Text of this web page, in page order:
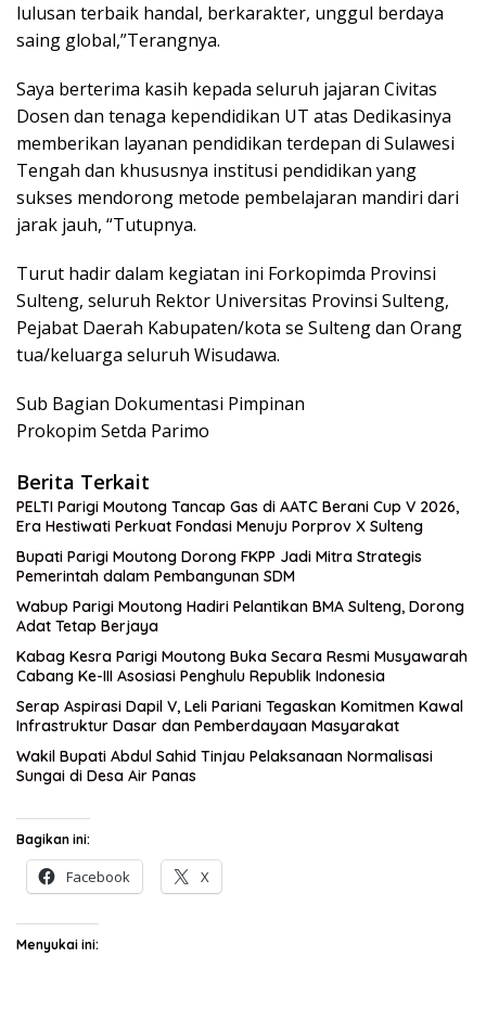
lulusan terbaik handal, berkarakter, unggul berdaya
saing global,”Terangnya.
Saya berterima kasih kepada seluruh jajaran Civitas
Dosen dan tenaga kependidikan UT atas Dedikasinya
memberikan layanan pendidikan terdepan di Sulawesi
Tengah dan khususnya institusi pendidikan yang
sukses mendorong metode pembelajaran mandiri dari
jarak jauh, “Tutupnya.
Turut hadir dalam kegiatan ini Forkopimda Provinsi
Sulteng, seluruh Rektor Universitas Provinsi Sulteng,
Pejabat Daerah Kabupaten/kota se Sulteng dan Orang
tua/keluarga seluruh Wisudawa.
Sub Bagian Dokumentasi Pimpinan
Prokopim Setda Parimo
Berita Terkait
PELTI Parigi Moutong Tancap Gas di AATC Berani Cup V 2026,
Era Hestiwati Perkuat Fondasi Menuju Porprov X Sulteng
Bupati Parigi Moutong Dorong FKPP Jadi Mitra Strategis
Pemerintah dalam Pembangunan SDM
Wabup Parigi Moutong Hadiri Pelantikan BMA Sulteng, Dorong
Adat Tetap Berjaya
Kabag Kesra Parigi Moutong Buka Secara Resmi Musyawarah
Cabang Ke-III Asosiasi Penghulu Republik Indonesia
Serap Aspirasi Dapil V, Leli Pariani Tegaskan Komitmen Kawal
Infrastruktur Dasar dan Pemberdayaan Masyarakat
Wakil Bupati Abdul Sahid Tinjau Pelaksanaan Normalisasi
Sungai di Desa Air Panas
Bagikan ini:
Facebook X
Menyukai ini: